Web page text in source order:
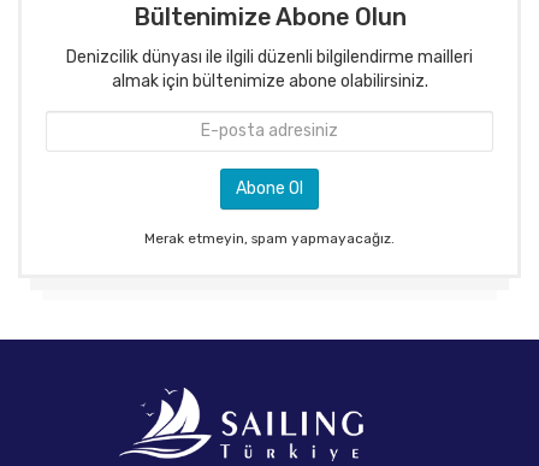
Bültenimize Abone Olun
Denizcilik dünyası ile ilgili düzenli bilgilendirme mailleri
almak için bültenimize abone olabilirsiniz.
Merak etmeyin, spam yapmayacağız.